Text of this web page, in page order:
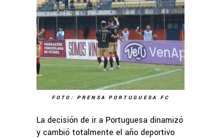
FOTO: PRENSA PORTUGUESA FC
La decisión de ir a Portuguesa dinamizó
y cambió totalmente el año deportivo